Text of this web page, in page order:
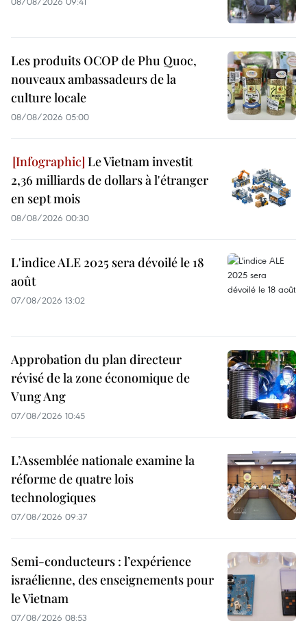
Les produits OCOP de Phu Quoc,
nouveaux ambassadeurs de la
culture locale
08/08/2026 05:00
Le Vietnam investit
2,36 milliards de dollars à l'étranger
en sept mois
08/08/2026 00:30
L'indice ALE 2025 sera dévoilé le 18
août
07/08/2026 13:02
Approbation du plan directeur
révisé de la zone économique de
Vung Ang
07/08/2026 10:45
L’Assemblée nationale examine la
réforme de quatre lois
technologiques
07/08/2026 09:37
Semi-conducteurs : l’expérience
israélienne, des enseignements pour
le Vietnam
07/08/2026 08:53